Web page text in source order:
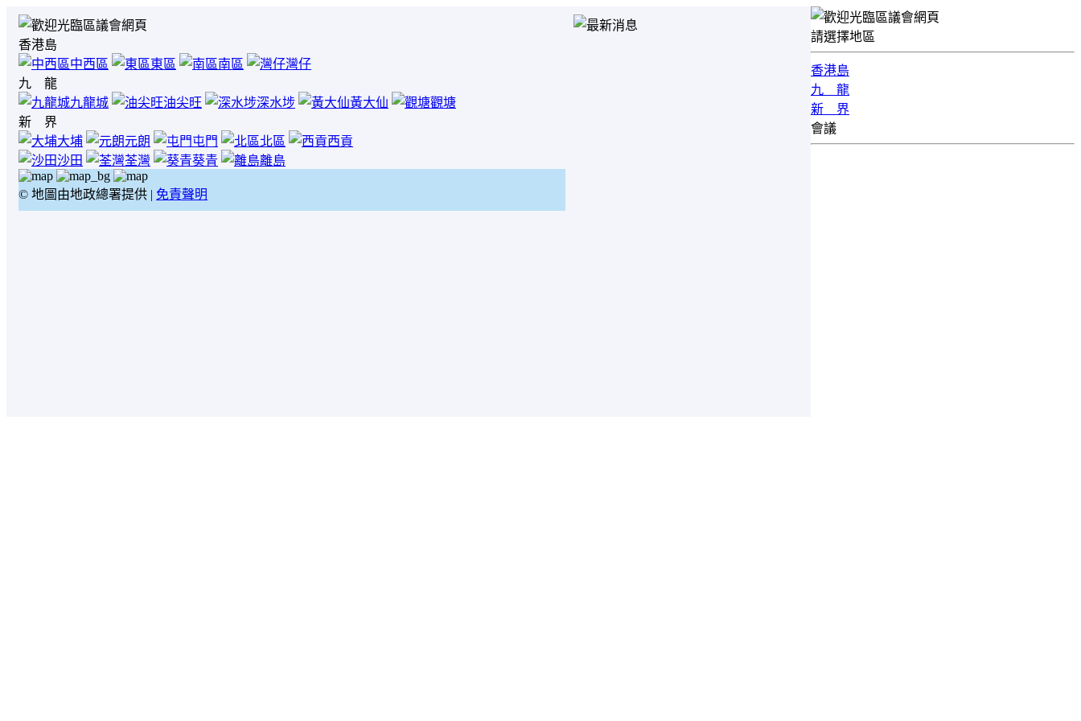
香港島
中西區
東區 南區
灣仔
九 龍
九龍城
油尖旺 深水埗 黃大仙
觀塘
新 界
大埔
元朗 屯門 北區
西貢
沙田
荃灣 葵青 離島
© 地圖由地政總署提供 | 免責聲明
請選擇地區
香港島
九 龍
新 界
會議